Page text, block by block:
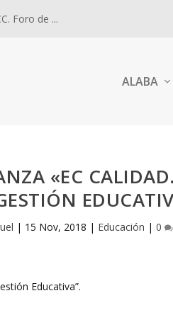
Foro de ...
ALABA
«EC
| 15 Nov, 2018 | Educación |0